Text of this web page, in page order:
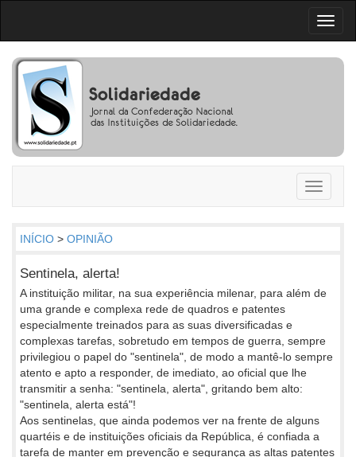
Toggle
INÍCIO > OPINIÃO
Sentinela, alerta!
A instituição militar, na sua experiência milenar, para além de
uma grande e complexa rede de quadros e patentes
especialmente treinados para as suas diversificadas e
complexas tarefas, sobretudo em tempos de guerra, sempre
privilegiou o papel do "sentinela", de modo a mantê-lo sempre
atento e apto a responder, de imediato, ao oficial que lhe
transmitir a senha: "sentinela, alerta", gritando bem alto:
"sentinela, alerta está"!
Aos sentinelas, que ainda podemos ver na frente de alguns
quartéis e de instituições oficiais da República, é confiada a
tarefa de manter em prevenção e segurança as altas patentes